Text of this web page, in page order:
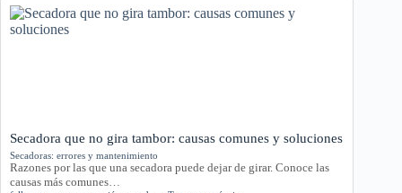
Secadora que no gira tambor: causas comunes y soluciones
Secadoras: errores y mantenimiento
Razones por las que una secadora puede dejar de girar. Conoce las
causas más comunes…